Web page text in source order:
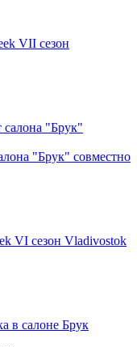
VII сезон
"Брук" совместно
VI сезон Vladivostok
в салоне Брук